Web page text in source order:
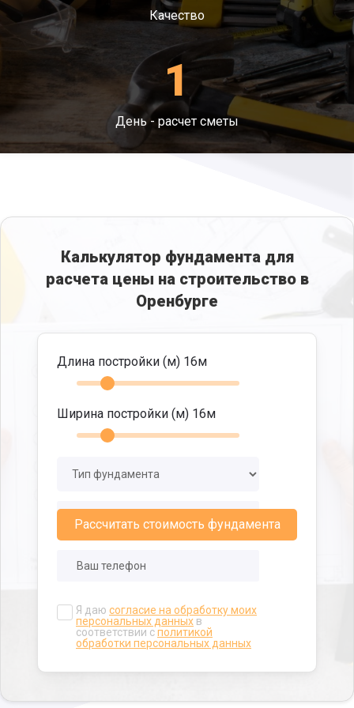
случиться проседание и изменение внешнего
вида через пару лет. Это приводит к
повторным затратам на повторное
возведение каркаса под склад. Высокие
нагрузки – это одна из основных причин, по
которым помещение должно находиться на
максимально прочном фундаменте.
Качество
1
День - расчет сметы
Калькулятор фундамента для
расчета цены на строительство в
Оренбурге
Длина постройки (м) 16м
Ширина постройки (м) 16м
Я даю согласие на обработку моих
персональных данных в
соответствии сполитикой
обработки персональных данных
Рассчитать стоимость фундамента